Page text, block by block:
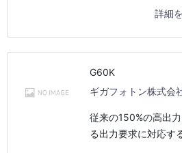
詳細
G60K
ギガフォトン株式会
従来の150%の高出
る出力要求に対応す